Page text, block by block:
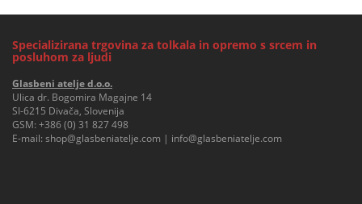
Specializirana trgovina za tolkala in opremo s srcem in
posluhom za ljudi
Glasbeni atelje d.o.o.
Ulica dr. Bogomira Magajne 14
SI-6215 Divača, Slovenija
GSM: +386 (0) 31 827 498
E-mail: shop@glasbeniatelje.com | info@glasbeniatelje.com